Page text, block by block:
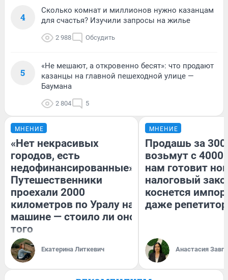
4
Сколько комнат и миллионов нужно казанцам
для счастья? Изучили запросы на жилье
2 988 Обсудить
5
«Не мешают, а откровенно бесят»: что продают
казанцы на главной пешеходной улице —
Баумана
2 804 5
МНЕНИЕ
«Нет некрасивых
городов, есть
недофинансированные».
Путешественники
проехали 2000
километров по Уралу на
машине — стоило ли оно
того
Екатерина Литкевич
МНЕНИЕ
Продашь за
возьмут с
нам готовит
налоговый
коснется
даже
Анастасия